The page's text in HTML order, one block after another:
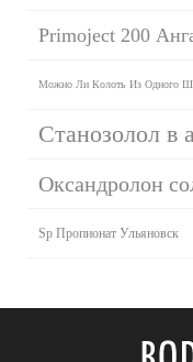
Primoject 200
Можно Ли Колоть Из Одного
Станозолол в
Оксандролон
Sp Пропионат Ульяновск